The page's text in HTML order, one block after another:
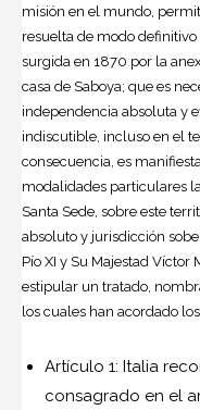
misión en el mundo,
resuelta de modo definitivo
surgida en 1870 por la
casa de Saboya; que es
independencia absoluta y
indiscutible, incluso en el
consecuencia, es
modalidades particulares
Santa Sede, sobre este
absoluto y jurisdicción
Pío XI y Su Majestad Víctor
estipular un tratado,
los cuales han acordado
Artículo 1: Italia
consagrado en el